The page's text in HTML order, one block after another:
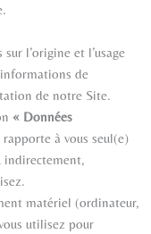
l’origine et l’usage
de
de notre Site.
« Données
à vous seul(e)
indirectement,
matériel (ordinateur,
utilisez pour